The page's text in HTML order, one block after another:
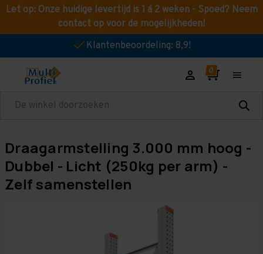
Let op: Onze huidige levertijd is 1 á 2 weken - Spoed? Neem
contact op voor de mogelijkheden!
Klantenbeoordeling: 8,9!
Zoeken
Draagarmstelling 3.000 mm hoog -
Dubbel - Licht (250kg per arm) -
Zelf samenstellen